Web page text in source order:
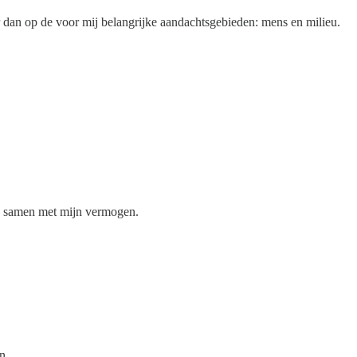
op de voor mij belangrijke aandachtsgebieden: mens en milieu.
met mijn vermogen.